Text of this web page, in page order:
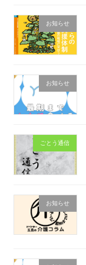
お知らせ
お知らせ
ごとう通信
お知らせ